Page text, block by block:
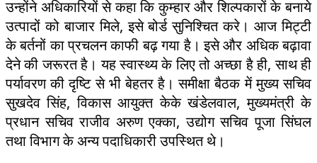
उन्होंने अधिकारियों से कहा कि कुम्हार और शिल्पकारों के बनाये
उत्पादों को बाजार मिले, इसे बोर्ड सुनिश्चित करे। आज मिट्टी
के बर्तनों का प्रचलन काफी बढ़ गया है। इसे और अधिक बढ़ावा
देने की जरूरत है। यह स्वास्थ्य के लिए तो अच्छा है ही, साथ ही
पर्यावरण की दृष्टि से भी बेहतर है। समीक्षा बैठक में मुख्य सचिव
सुखदेव सिंह, विकास आयुक्त केके खंडेलवाल, मुख्यमंत्री के
प्रधान सचिव राजीव अरुण एक्का, उद्योग सचिव पूजा सिंघल
तथा विभाग के अन्य पदाधिकारी उपस्थित थे।